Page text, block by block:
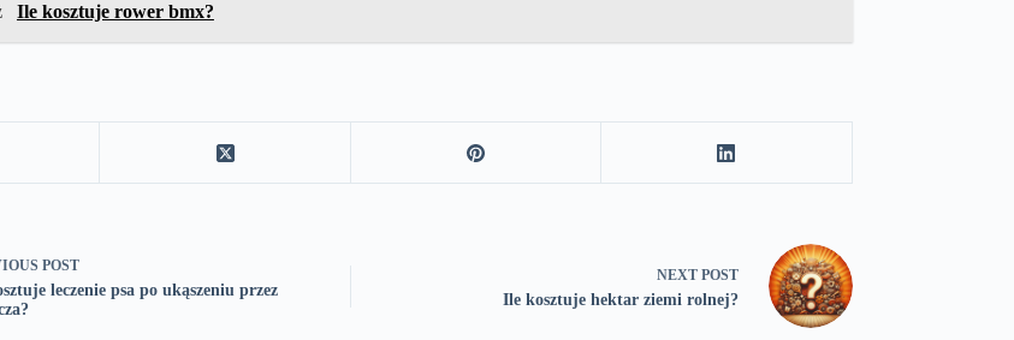
Ile kosztuje rower bmx?
POST
leczenie psa po ukąszeniu przez
NEXT POST
Ile kosztuje hektar ziemi rolnej?